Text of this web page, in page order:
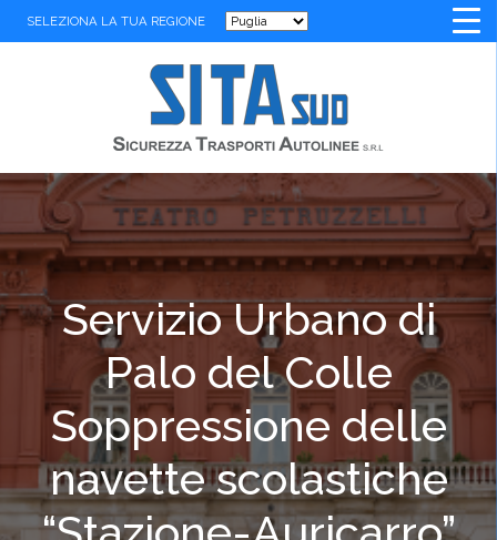
SELEZIONA LA TUA REGIONE
Servizio Urbano di
Palo del Colle
Soppressione delle
navette scolastiche